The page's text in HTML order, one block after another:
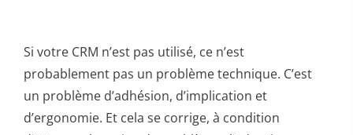
Si votre CRM n’est pas utilisé, ce n’est
probablement pas un problème technique. C’est
un problème d’adhésion, d’implication et
d’ergonomie. Et cela se corrige, à condition